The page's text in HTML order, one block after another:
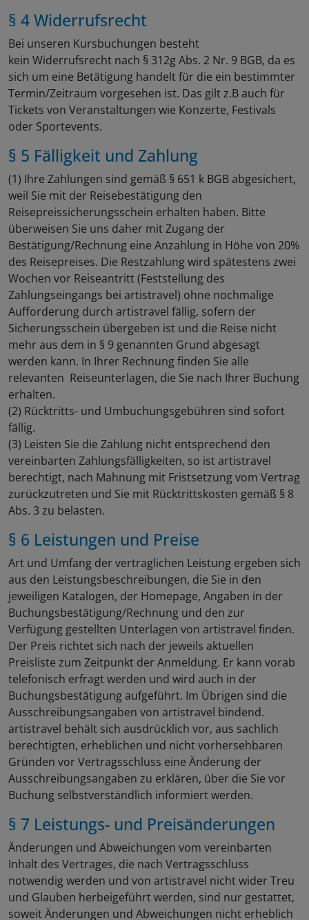
§ 4 Widerrufsrecht
Bei unseren Kursbuchungen besteht
kein Widerrufsrecht nach § 312g Abs. 2 Nr. 9 BGB, da es
sich um eine Betätigung handelt für die ein bestimmter
Termin/Zeitraum vorgesehen ist. Das gilt z.B auch für
Tickets von Veranstaltungen wie Konzerte, Festivals
oder Sportevents.
§ 5 Fälligkeit und Zahlung
(1) Ihre Zahlungen sind gemäß § 651 k BGB abgesichert,
weil Sie mit der Reisebestätigung den
Reisepreissicherungsschein erhalten haben. Bitte
überweisen Sie uns daher mit Zugang der
Bestätigung/Rechnung eine Anzahlung in Höhe von 20%
des Reisepreises. Die Restzahlung wird spätestens zwei
Wochen vor Reiseantritt (Feststellung des
Zahlungseingangs bei artistravel) ohne nochmalige
Aufforderung durch artistravel fällig, sofern der
Sicherungsschein übergeben ist und die Reise nicht
mehr aus dem in § 9 genannten Grund abgesagt
werden kann. In Ihrer Rechnung finden Sie alle
relevanten Reiseunterlagen, die Sie nach Ihrer Buchung
erhalten.
(2) Rücktritts- und Umbuchungsgebühren sind sofort
fällig.
(3) Leisten Sie die Zahlung nicht entsprechend den
vereinbarten Zahlungsfälligkeiten, so ist artistravel
berechtigt, nach Mahnung mit Fristsetzung vom Vertrag
zurückzutreten und Sie mit Rücktrittskosten gemäß § 8
Abs. 3 zu belasten.
§ 6 Leistungen und Preise
Art und Umfang der vertraglichen Leistung ergeben sich
aus den Leistungsbeschreibungen, die Sie in den
jeweiligen Katalogen, der Homepage, Angaben in der
Buchungsbestätigung/Rechnung und den zur
Verfügung gestellten Unterlagen von artistravel finden.
Der Preis richtet sich nach der jeweils aktuellen
Preisliste zum Zeitpunkt der Anmeldung. Er kann vorab
telefonisch erfragt werden und wird auch in der
Buchungsbestätigung aufgeführt. Im Übrigen sind die
Ausschreibungsangaben von artistravel bindend.
artistravel behält sich ausdrücklich vor, aus sachlich
berechtigten, erheblichen und nicht vorhersehbaren
Gründen vor Vertragsschluss eine Änderung der
Ausschreibungsangaben zu erklären, über die Sie vor
Buchung selbstverständlich informiert werden.
§ 7 Leistungs- und Preisänderungen
Änderungen und Abweichungen vom vereinbarten
Inhalt des Vertrages, die nach Vertragsschluss
notwendig werden und von artistravel nicht wider Treu
und Glauben herbeigeführt werden, sind nur gestattet,
soweit Änderungen und Abweichungen nicht erheblich